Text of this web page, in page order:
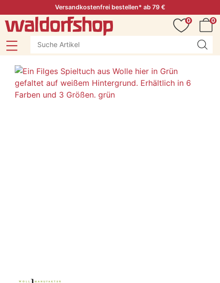
Versandkostenfrei bestellen* ab 79 €
0
0